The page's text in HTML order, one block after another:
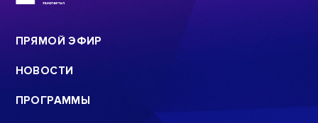
ПРЯМОЙ ЭФИР
НОВОСТИ
ПРОГРАММЫ